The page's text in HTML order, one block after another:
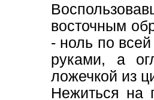
восточным
- ноль по
руками, а
ложечкой из
Нежиться на